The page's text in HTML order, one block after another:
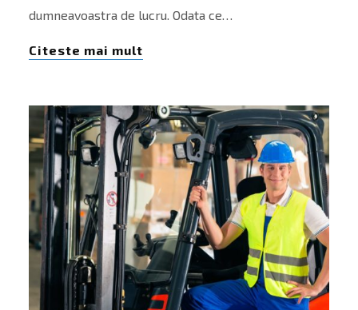
dumneavoastra de lucru. Odata ce…
Citeste mai mult